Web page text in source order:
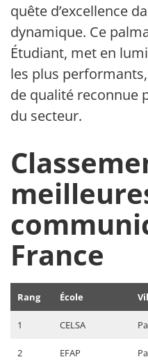
quête d’excellence
dynamique. Ce
Étudiant, met en
les plus
de qualité reconnue
du secteur.
France
Rang École
1 CELSA
2 EFAP